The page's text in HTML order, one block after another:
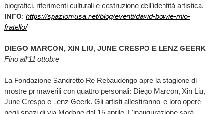
biografici, riferimenti culturali e costruzione dell’identità artistica.
INFO: https://spaziomusa.net/blog/eventi/david-bowie-mio-
fratello/
DIEGO MARCON, XIN LIU, JUNE CRESPO E LENZ GEERK
Fino all'11 ottobre
La Fondazione Sandretto Re Rebaudengo apre la stagione di
mostre primaverili con quattro personali: Diego Marcon, Xin Liu,
June Crespo e Lenz Geerk. Gli artisti allestiranno le loro opere